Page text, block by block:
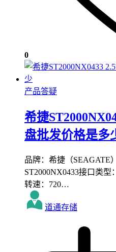
0
产品答疑
希捷
盘批发价格是多
品牌：希捷（SEAGATE
ST2000NX0433接口类型
转速：720…
道通存储